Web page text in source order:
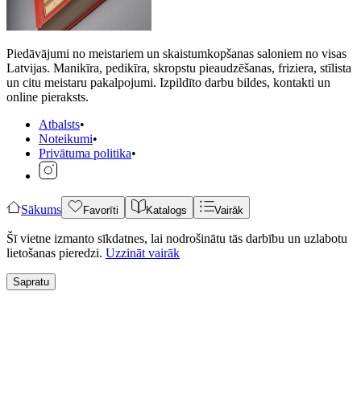
Piedāvājumi no meistariem un skaistumkopšanas saloniem no visas
Latvijas. Manikīra, pedikīra, skropstu pieaudzēšanas, friziera, stīlista
un citu meistaru pakalpojumi. Izpildīto darbu bildes, kontakti un
online pieraksts.
Atbalsts•
Noteikumi•
Privātuma politika•
Sākums Favorīti Katalogs Vairāk
Šī vietne izmanto sīkdatnes, lai nodrošinātu tās darbību un uzlabotu
lietošanas pieredzi. Uzzināt vairāk
Sapratu